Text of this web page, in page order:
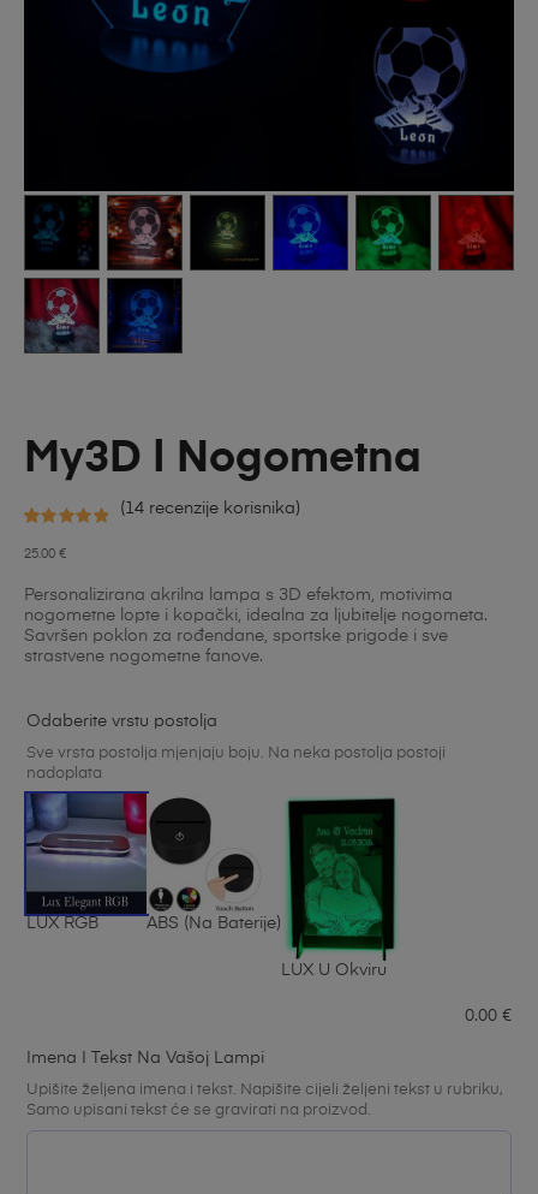
My3D | Nogometna
od ukupno
5 (
(14 recenzije korisnika)
25.00 €
Personalizirana akrilna lampa s 3D efektom, motivima
nogometne lopte i kopački, idealna za ljubitelje nogometa.
Savršen poklon za rođendane, sportske prigode i sve
strastvene nogometne fanove.
Odaberite vrstu postolja
Sve vrsta postolja mjenjaju boju. Na neka postolja postoji
nadoplata
LUX RGB ABS (na Baterije)
LUX U Okviru
0.00 €
Imena I Tekst Na Vašoj Lampi
Upišite željena imena i tekst. Napišite cijeli željeni tekst u rubriku,
Samo upisani tekst će se gravirati na proizvod.